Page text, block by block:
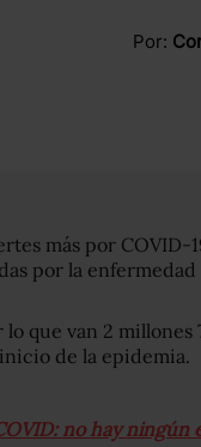
Por:
más por COVID-
por la enfermedad
que van 2 millones
de la epidemia.
no hay ningún